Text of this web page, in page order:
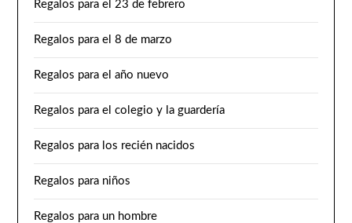
Regalos para el 23 de febrero
Regalos para el 8 de marzo
Regalos para el año nuevo
Regalos para el colegio y la guardería
Regalos para los recién nacidos
Regalos para niños
Regalos para un hombre